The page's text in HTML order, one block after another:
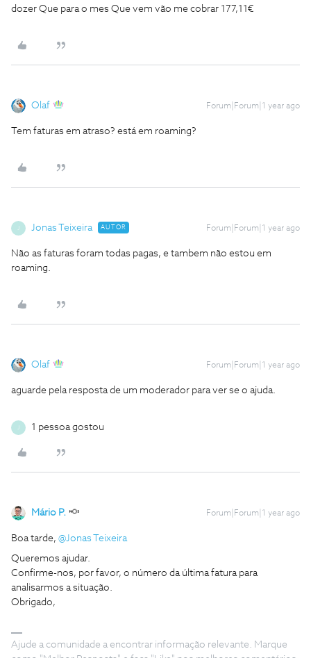
dozer Que para o mes Que vem vão me cobrar 177,11€
Olaf Forum|Forum|1 year ago
Tem faturas em atraso? está em roaming?
Jonas Teixeira AUTOR Forum|Forum|1 year ago
Não as faturas foram todas pagas, e tambem não estou em
roaming.
Olaf Forum|Forum|1 year ago
aguarde pela resposta de um moderador para ver se o ajuda.
1 pessoa gostou
Mário P. Forum|Forum|1 year ago
Boa tarde, ​ @Jonas Teixeira
Queremos ajudar.
Confirme-nos, por favor, o número da última fatura para
analisarmos a situação.
Obrigado,
Ajude a comunidade a encontrar informação relevante. Marque